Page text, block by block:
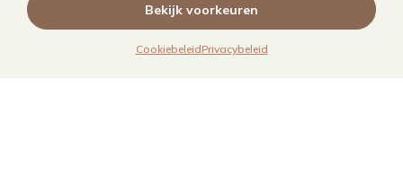
Bekijk voorkeuren
CookiebeleidPrivacybeleid